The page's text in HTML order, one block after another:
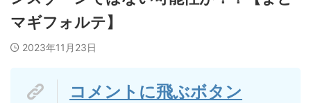
マギフォルテ】
2023年11月23日
コメントに飛ぶボタン